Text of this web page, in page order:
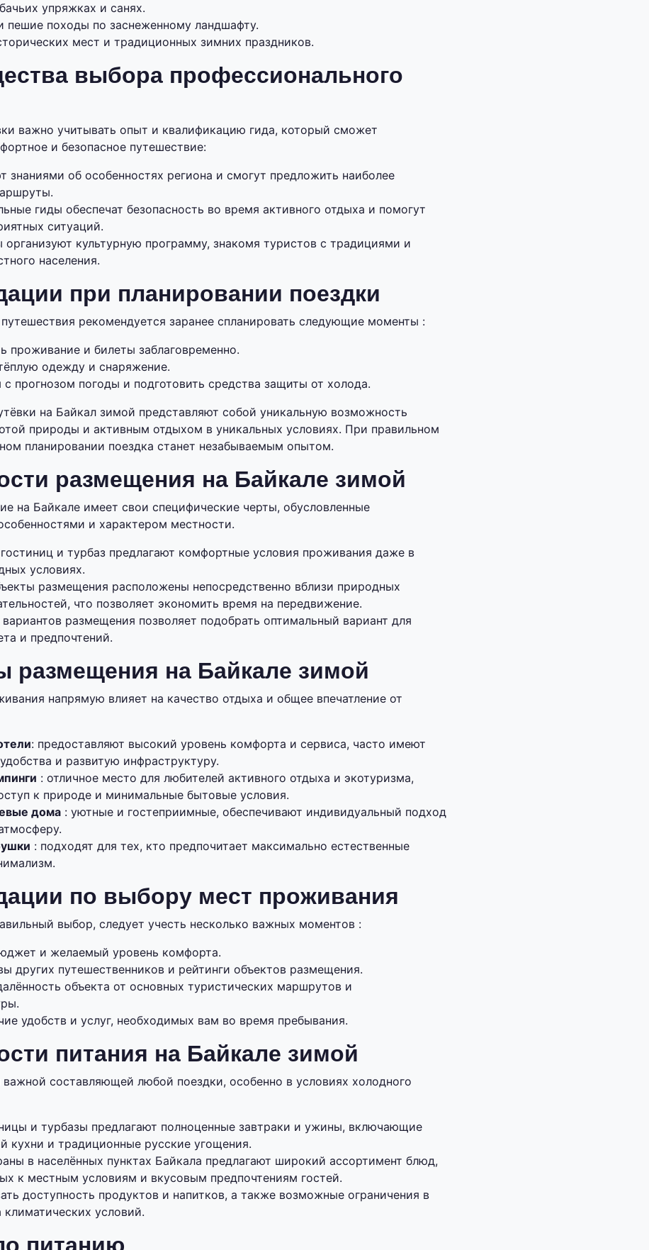
упряжках и санях.
пешие походы по заснеженному ландшафту.
мест и традиционных зимних праздников.
выбора профессионального
важно учитывать опыт и квалификацию гида, который сможет
и безопасное путешествие:
знаниями об особенностях региона и смогут предложить наиболее
гиды обеспечат безопасность во время активного отдыха и помогут
ситуаций.
культурную программу, знакомя туристов с традициями и
населения.
при планировании поездки
рекомендуется заранее спланировать следующие моменты :
проживание и билеты заблаговременно.
одежду и снаряжение.
с прогнозом погоды и подготовить средства защиты от холода.
на Байкал зимой представляют собой уникальную возможность
природы и активным отдыхом в уникальных условиях. При правильном
планировании поездка станет незабываемым опытом.
размещения на Байкале зимой
на Байкале имеет свои специфические черты, обусловленные
и характером местности.
и турбаз предлагают комфортные условия проживания даже в
условиях.
размещения расположены непосредственно вблизи природных
что позволяет экономить время на передвижение.
вариантов размещения позволяет подобрать оптимальный вариант для
и предпочтений.
размещения на Байкале зимой
напрямую влияет на качество отдыха и общее впечатление от
: предоставляют высокий уровень комфорта и сервиса, часто имеют
и развитую инфраструктуру.
: отличное место для любителей активного отдыха и экотуризма,
к природе и минимальные бытовые условия.
дома : уютные и гостеприимные, обеспечивают индивидуальный подход
: подходят для тех, кто предпочитает максимально естественные
по выбору мест проживания
выбор, следует учесть несколько важных моментов :
и желаемый уровень комфорта.
других путешественников и рейтинги объектов размещения.
объекта от основных туристических маршрутов и
удобств и услуг, необходимых вам во время пребывания.
питания на Байкале зимой
важной составляющей любой поездки, особенно в условиях холодного
и турбазы предлагают полноценные завтраки и ужины, включающие
кухни и традиционные русские угощения.
в населённых пунктах Байкала предлагают широкий ассортимент блюд,
к местным условиям и вкусовым предпочтениям гостей.
доступность продуктов и напитков, а также возможные ограничения в
климатических условий.